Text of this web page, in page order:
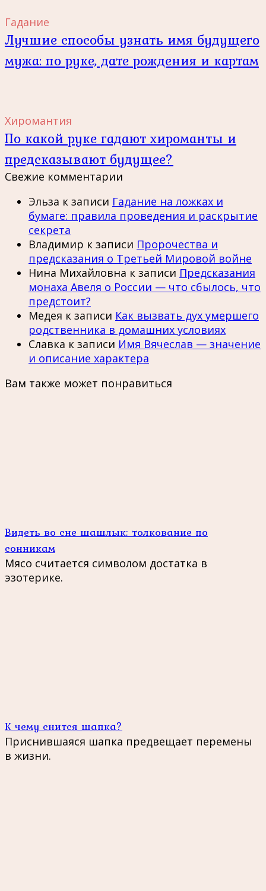
Гадание
Лучшие способы узнать имя будущего
мужа: по руке, дате рождения и картам
Хиромантия
По какой руке гадают хироманты и
предсказывают будущее?
Свежие комментарии
Эльза к записи Гадание на ложках и
бумаге: правила проведения и раскрытие
секрета
Владимир к записи Пророчества и
предсказания о Третьей Мировой войне
Нина Михайловна к записи Предсказания
монаха Авеля о России — что сбылось, что
предстоит?
Медея к записи Как вызвать дух умершего
родственника в домашних условиях
Славка к записи Имя Вячеслав — значение
и описание характера
Вам также может понравиться
Видеть во сне шашлык: толкование по
сонникам
Мясо считается символом достатка в
эзотерике.
К чему снится шапка?
Приснившаяся шапка предвещает перемены
в жизни.